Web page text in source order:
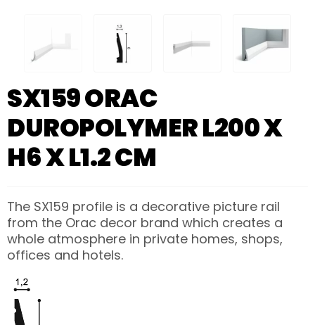
SX159 ORAC
DUROPOLYMER L200 X
H6 X L1.2 CM
The SX159 profile is a decorative picture rail
from the Orac decor brand which creates a
whole atmosphere in private homes, shops,
offices and hotels.